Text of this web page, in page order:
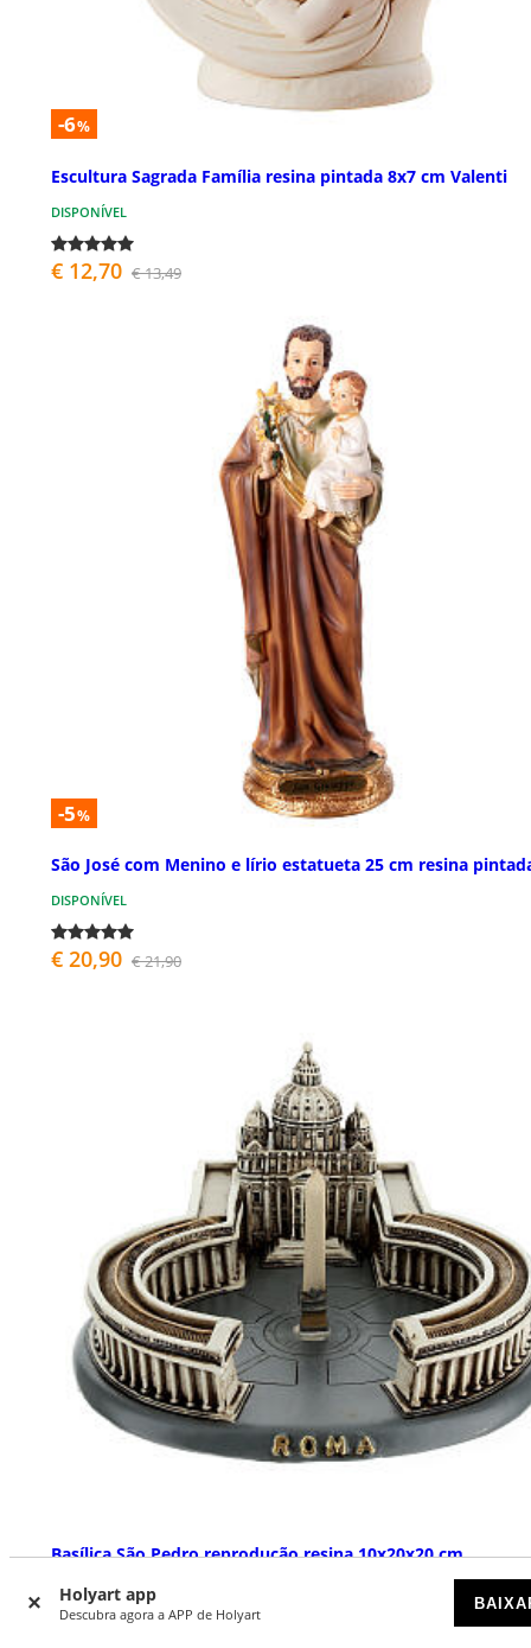
Holyart app
Descubra agora a APP de Holyart
-6%
Escultura Sagrada Família resina pintada 8x7 cm Valenti
DISPONÍVEL
€ 12,70 € 13,49
-5%
São José com Menino e lírio estatueta 25 cm resina
DISPONÍVEL
€ 20,90 € 21,90
Basílica São Pedro reprodução resina 10x20x20 cm
DISPONÍVEL